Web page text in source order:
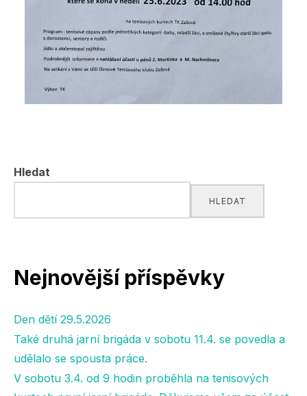
Hledat
HLEDAT
Nejnovější příspěvky
Den dětí 29.5.2026
Také druhá jarní brigáda v sobotu 11.4. se povedla a
udělalo se spousta práce.
V sobotu 3.4. od 9 hodin proběhla na tenisových